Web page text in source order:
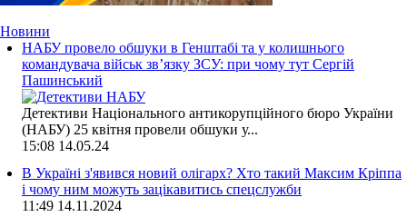
Новини
НАБУ провело обшуки в Генштабі та у колишнього
командувача військ зв’язку ЗСУ: при чому тут Сергій
Пашинський
Детективи Національного антикорупційного бюро України
(НАБУ) 25 квітня провели обшуки у...
15:08 14.05.24
В Україні з'явився новий олігарх? Хто такий Максим Кріппа
і чому ним можуть зацікавитись спецслужби
11:49 14.11.2024